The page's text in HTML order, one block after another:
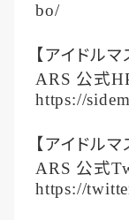
bo/
【アイドル
ARS 公式
https://
【アイドル
ARS 公式
https://